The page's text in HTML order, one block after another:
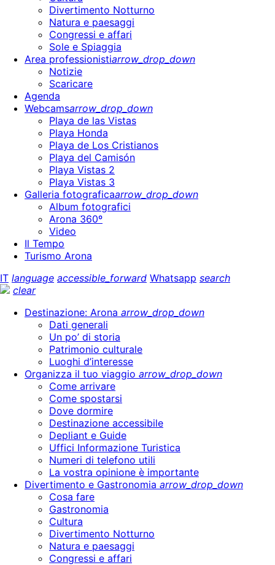
Divertimento Notturno
Natura e paesaggi
Congressi e affari
Sole e Spiaggia
Area professionistiarrow_drop_down
Notizie
Scaricare
Agenda
Webcamsarrow_drop_down
Playa de las Vistas
Playa Honda
Playa de Los Cristianos
Playa del Camisón
Playa Vistas 2
Playa Vistas 3
Galleria fotograficaarrow_drop_down
Album fotografici
Arona 360º
Video
Il Tempo
Turismo Arona
IT language accessible_forward Whatsapp search
clear
Destinazione: Arona arrow_drop_down
Dati generali
Un po’ di storia
Patrimonio culturale
Luoghi d’interesse
Organizza il tuo viaggio arrow_drop_down
Come arrivare
Come spostarsi
Dove dormire
Destinazione accessibile
Depliant e Guide
Uffici Informazione Turistica
Numeri di telefono utili
La vostra opinione è importante
Divertimento e Gastronomia arrow_drop_down
Cosa fare
Gastronomia
Cultura
Divertimento Notturno
Natura e paesaggi
Congressi e affari